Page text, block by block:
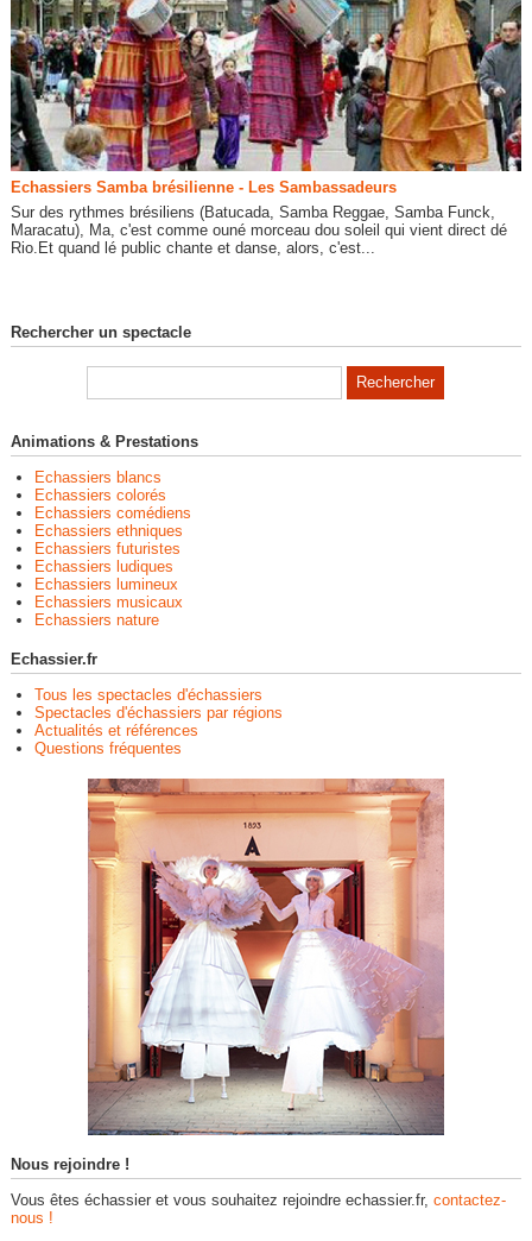
Echassiers Samba brésilienne - Les Sambassadeurs
Sur des rythmes brésiliens (Batucada, Samba Reggae, Samba Funck,
Maracatu), Ma, c'est comme ouné morceau dou soleil qui vient direct dé
Rio.Et quand lé public chante et danse, alors, c'est...
Rechercher un spectacle
Animations & Prestations
Echassiers blancs
Echassiers colorés
Echassiers comédiens
Echassiers ethniques
Echassiers futuristes
Echassiers ludiques
Echassiers lumineux
Echassiers musicaux
Echassiers nature
Echassier.fr
Tous les spectacles d'échassiers
Spectacles d'échassiers par régions
Actualités et références
Questions fréquentes
Nous rejoindre !
Vous êtes échassier et vous souhaitez rejoindre echassier.fr, contactez-
nous !